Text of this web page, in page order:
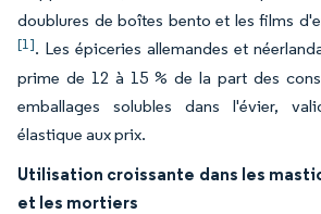
doublures de boîtes bento et les films
[1]. Les épiceries allemandes et
prime de 12 à 15 % de la part des
emballages solubles dans l'évier,
élastique aux prix.
Utilisation croissante dans les
et les mortiers